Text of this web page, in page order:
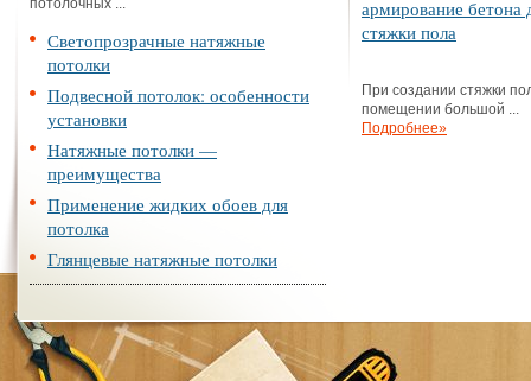
потолочных ...
Светопрозрачные натяжные
потолки
Подвесной потолок: особенности
установки
Натяжные потолки —
преимущества
Применение жидких обоев для
потолка
Глянцевые натяжные потолки
армирование бетона
стяжки пола
При создании стяжки
помещении большой ...
Подробнее»